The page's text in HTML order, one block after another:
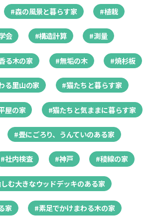
#森の風景と暮らす家 #植栽
会 #構造計算 #測量
る木の家 #無垢の木 #焼杉板
る里山の家 #猫たちと暮らす家
屋の家 #猫たちと気ままに暮らす家
#畳にごろり、うんていのある家
#社内検査 #神戸 #稜線の家
む大きなウッドデッキのある家
家 #素足でかけまわる木の家